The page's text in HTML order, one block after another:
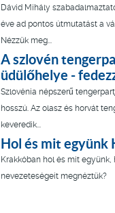
Dávid Mihály
éve ad pontos útmutatást a
Nézzük meg...
A szlovén
üdülőhelye -
Szlovénia népszerű
hosszú. Az olasz és horvát
keveredik...
Hol és mit együnk
Krakkóban hol és mit együnk,
nevezeteségeit megnéztük?